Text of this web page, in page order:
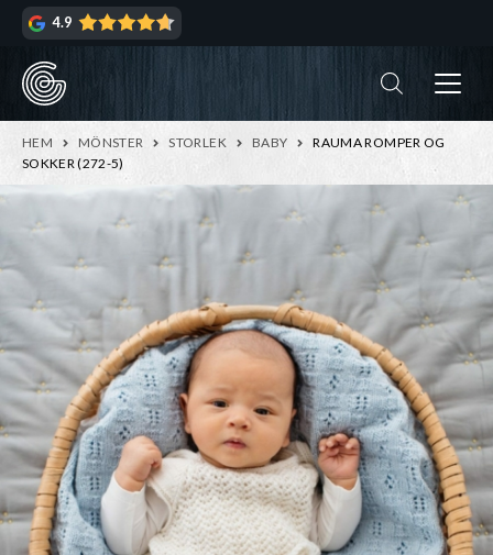
Hoppa
navigering
Hoppa
innehåll
4.9
HEM MÖNSTER STORLEK BABY
RAUMA ROMPER OG
SOKKER (272-5)